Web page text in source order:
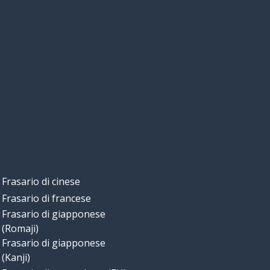
Frasario di cinese
Frasario di francese
Frasario di giapponese
(Romaji)
Frasario di giapponese
(Kanji)